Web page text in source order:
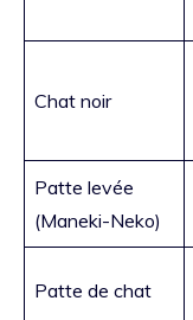
Chat noir
Patte levée
(Maneki-Neko)
Patte de chat